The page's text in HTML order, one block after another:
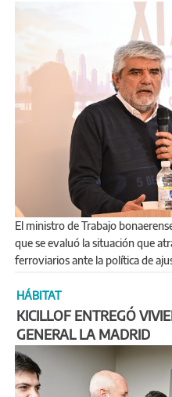
El ministro de Trabajo bonaerense asistió a las XIX Jornadas en las
que se evaluó la situación que
ferroviarios ante la política de
HÁBITAT
KICILLOF ENTREGÓ
GENERAL LA MADRID